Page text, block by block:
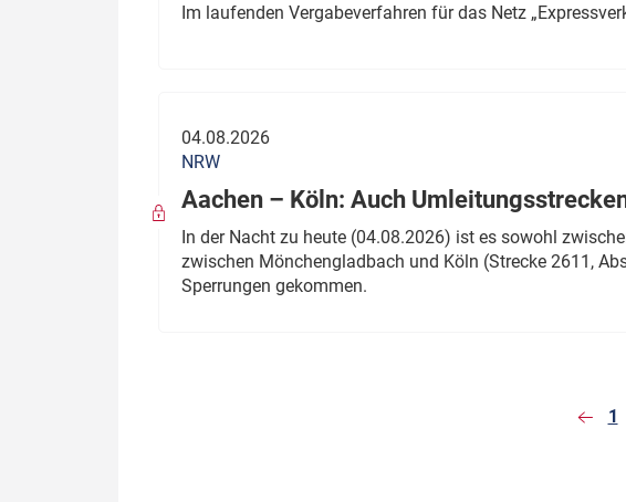
Im laufenden Vergabeverfahren für das Netz
04.08.2026
NRW
Aachen – Köln: Auch
In der Nacht zu heute (04.08.2026) ist es sowohl
zwischen Mönchengladbach und Köln (Strecke 2611,
Sperrungen gekommen.
1